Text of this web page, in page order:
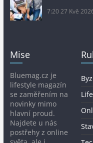
7:20 27 Kvě
Mise
Bluemag.cz je
lifestyle magazín
se zaměřením na
novinky mimo
hlavní proud.
Najdete u nás
postřehy z online